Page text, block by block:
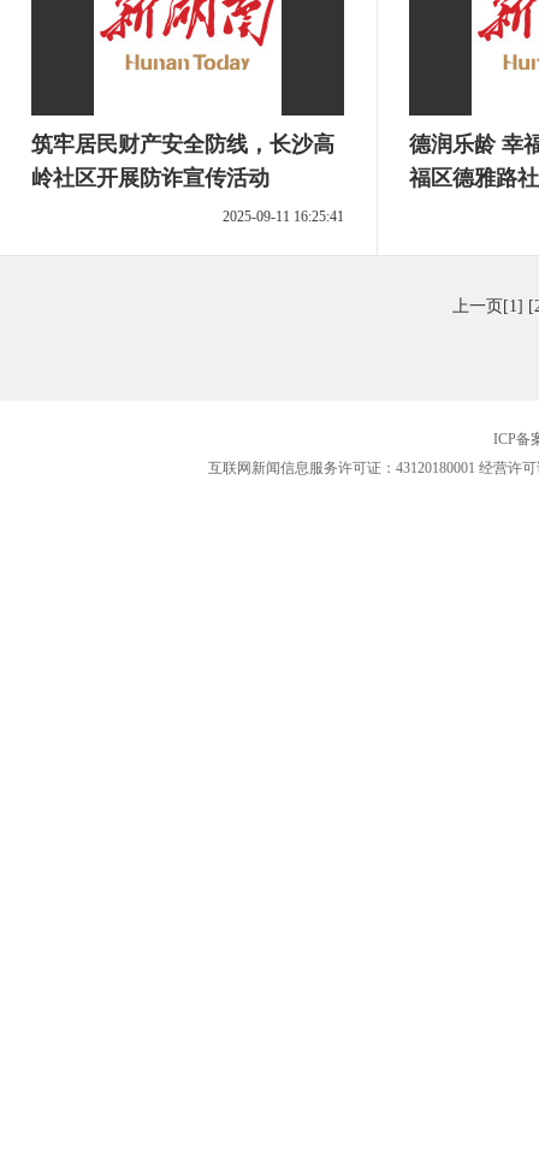
筑牢居民财产安全防线，长沙高
岭社区开展防诈宣传活动
2025-09-11 16:25:41
德润乐龄 幸
福区德雅路
上一页 [1]
ICP备
互联网新闻信息服务许可证：43120180001 经营许可